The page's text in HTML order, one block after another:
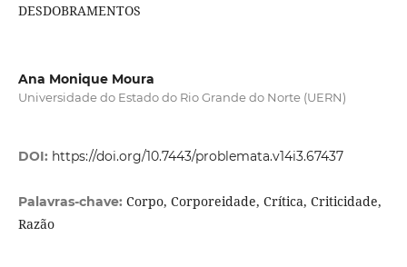
DESDOBRAMENTOS
Ana Monique Moura
Universidade do Estado do Rio Grande do Norte (UERN)
DOI: https://doi.org/10.7443/problemata.v14i3.67437
Palavras-chave: Corpo, Corporeidade, Crítica, Criticidade,
Razão